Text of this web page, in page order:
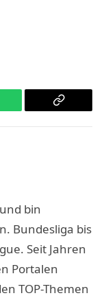
Copy
bin
Bundesliga bis
Seit Jahren
Portalen
TOP-Themen